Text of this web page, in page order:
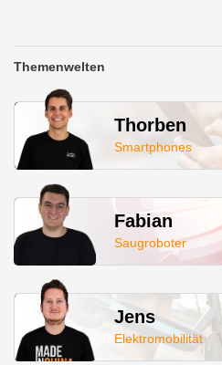
Themenwelten
Thorben
Smartphones
Fabian
Saugroboter
Jens
Elektromobilität